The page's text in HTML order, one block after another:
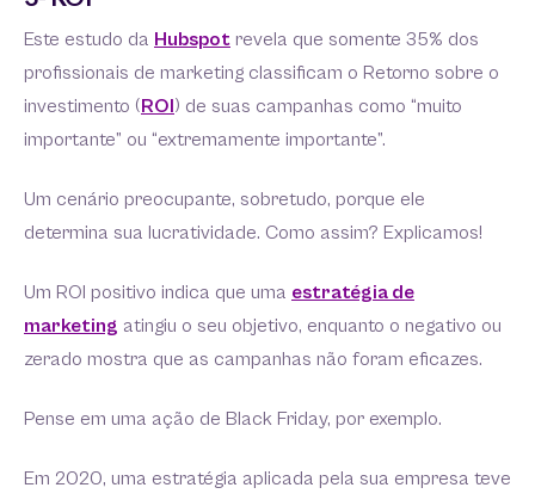
Este estudo da Hubspot revela que somente 35% dos
profissionais de marketing classificam o Retorno sobre o
investimento (ROI) de suas campanhas como “muito
importante” ou “extremamente importante”.
Um cenário preocupante, sobretudo, porque ele
determina sua lucratividade. Como assim? Explicamos!
Um ROI positivo indica que uma estratégia de
marketing atingiu o seu objetivo, enquanto o negativo ou
zerado mostra que as campanhas não foram eficazes.
Pense em uma ação de Black Friday, por exemplo.
Em 2020, uma estratégia aplicada pela sua empresa teve